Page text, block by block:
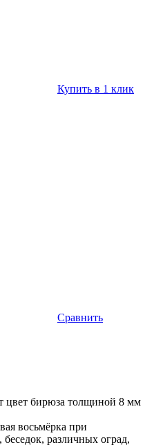
Купить в 1 клик
Сравнить
цвет бирюза толщиной 8 мм
восьмёрка при
беседок, различных оград,